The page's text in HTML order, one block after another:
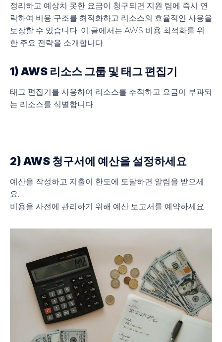
정리하고 예상치 못한 요금이 청구되면 지원 팀에 즉시 연
락하여 비용 구조를 최적화하고 리소스의 효율적인 사용을
보장할 수 있습니다. 이 글에서는 AWS 비용 최적화를 위
한 주요 전략을 소개합니다.
1) AWS 리소스 그룹 및 태그 편집기
태그 편집기를 사용하여 리소스를 추적하고 요금이 부과되
는 리소스를 식별합니다.
2) AWS 청구서에 예산을 설정하세요
예산을 작성하고 지출이 한도에 도달하면 알림을 받으세
요.
비용을 사전에 관리하기 위해 예산 보고서를 예약하세요.